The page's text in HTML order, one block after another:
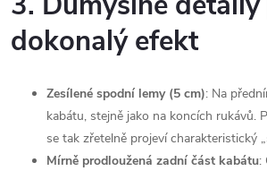
dokonalý efekt
Zesílené spodní lemy (5 cm): Na
kabátu, stejně jako na koncích rukávů.
se tak zřetelně projeví charakteristický
Mírně prodloužená zadní část kabátu: